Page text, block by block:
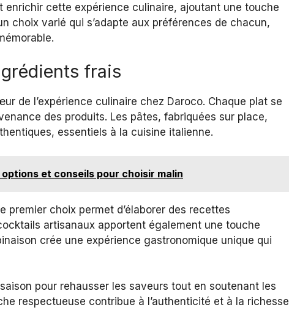
enrichir cette expérience culinaire, ajoutant une touche
choix varié qui s’adapte aux préférences de chacun,
frais
de l’expérience culinaire chez Daroco. Chaque plat se
des produits. Les pâtes, fabriquées sur place,
essentiels à la cuisine italienne.
et conseils pour choisir malin
premier choix permet d’élaborer des recettes
artisanaux apportent également une touche
crée une expérience gastronomique unique qui
pour rehausser les saveurs tout en soutenant les
respectueuse contribue à l’authenticité et à la richesse